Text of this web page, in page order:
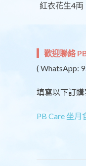
紅衣花生4
歡迎聯絡
( WhatsApp:
填寫以下訂購
PB Care 坐月